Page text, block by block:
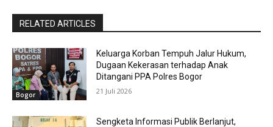
RELATED ARTICLES
Bogor
Keluarga Korban Tempuh Jalur Hukum,
Dugaan Kekerasan terhadap Anak
Ditangani PPA Polres Bogor
21 Juli 2026
Sengketa Informasi Publik Berlanjut,